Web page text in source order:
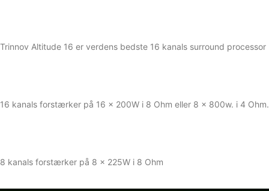
Trinnov Altitude 16 er verdens bedste 16 kanals surround processor
16 kanals forstærker på 16 x 200W i 8 Ohm eller 8 x 800w. i 4 Ohm.
8 kanals forstærker på 8 x 225W i 8 Ohm